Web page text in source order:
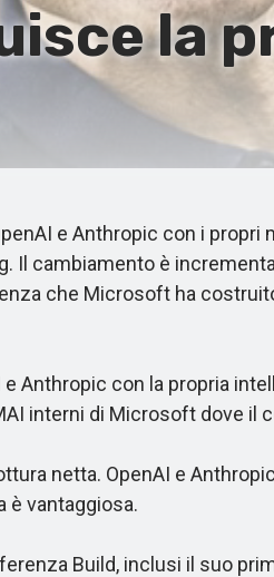
la
e Anthropic con i
cambiamento è
che Microsoft ha
con la propria
interni di Microsoft dove il
netta. OpenAI e
è vantaggiosa.
Build, inclusi il suo